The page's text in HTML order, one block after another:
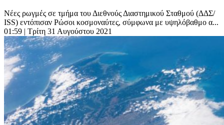
Νέες ρωγμές σε τμήμα του Διεθνούς Διαστημικού Σταθμού (ΔΔΣ/
ISS) εντόπισαν Ρώσοι κοσμοναύτες, σύμφωνα με υψηλόβαθμο α...
01:59 | Τρίτη 31 Αυγούστου 2021